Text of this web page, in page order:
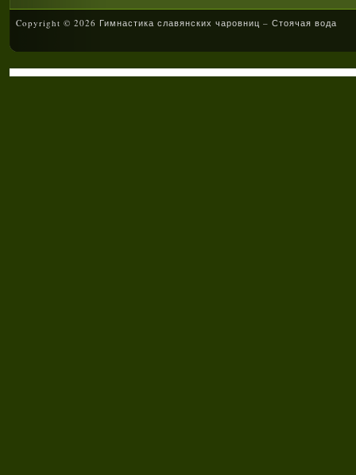
Copyright © 2026 Гимнастика славянских чаровниц – Стоячая вода